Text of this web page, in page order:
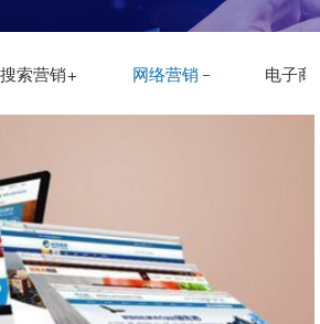
搜索营销 网络营销 电子商